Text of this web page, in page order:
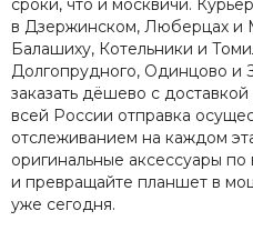
сроки, что и москвичи.
в Дзержинском, Люберцах и
Балашиху, Котельники и
Долгопрудного, Одинцово и
заказать дёшево с
всей России отправка
отслеживанием на каждом
оригинальные аксессуары
и превращайте планшет в
уже сегодня.